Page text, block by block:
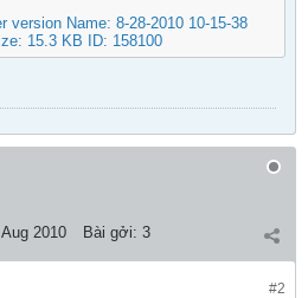
Aug 2010 Bài gởi: 3
#2